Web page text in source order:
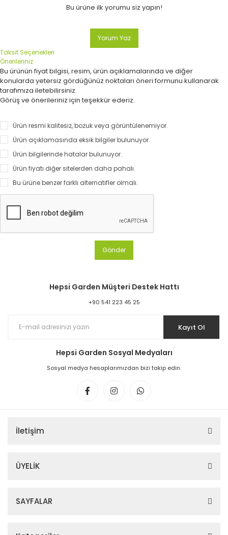
Bu ürüne ilk yorumu siz yapın!
Yorum Yaz
Taksit Seçenekleri
Önerileriniz
Bu ürünün fiyat bilgisi, resim, ürün açıklamalarında ve diğer
konularda yetersiz gördüğünüz noktaları öneri formunu kullanarak
tarafımıza iletebilirsiniz.
Görüş ve önerileriniz için teşekkür ederiz.
Ürün resmi kalitesiz, bozuk veya görüntülenemiyor.
Ürün açıklamasında eksik bilgiler bulunuyor.
Ürün bilgilerinde hatalar bulunuyor.
Ürün fiyatı diğer sitelerden daha pahalı.
Bu ürüne benzer farklı alternatifler olmalı.
Gönder
Hepsi Garden Müşteri Destek Hattı
+90 541 223 45 25
Kayıt Ol
Hepsi Garden Sosyal Medyaları
Sosyal medya hesaplarımızdan bizi takip edin.
İletişim
ÜYELİK
SAYFALAR